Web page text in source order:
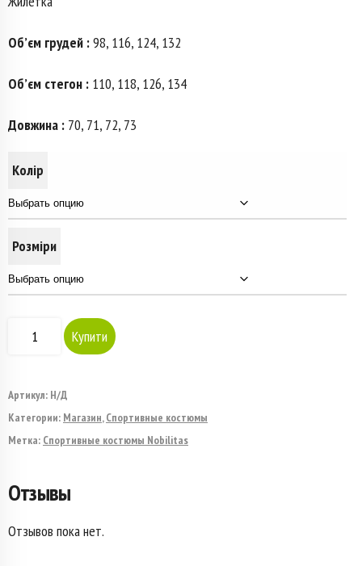
Об’єм грудей :98, 116, 124, 132
Об’єм стегон : 110, 118, 126, 134
Довжина : 70, 71, 72, 73
Колір
Розміри
Количество
Костюм
спортивний
жилет
осінь-
Купити
Артикул: Н/Д
Категории: Магазин,Спортивные костюмы
Метка: Спортивные костюмы Nobilitas
Отзывы
Отзывов пока нет.